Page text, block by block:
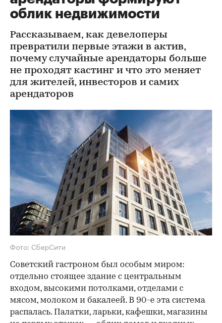
облик недвижимости
Рассказываем, как девелоперы
превратили первые этажи в актив,
почему случайные арендаторы больше
не проходят кастинг и что это меняет
для жителей, инвесторов и самих
арендаторов
Фото: СберСити
Советский гастроном был особым миром:
отдельно стоящее здание с центральным
входом, высокими потолками, отделами с
мясом, молоком и бакалеей. В 90-е эта система
распалась. Палатки, ларьки, кафешки, магазины